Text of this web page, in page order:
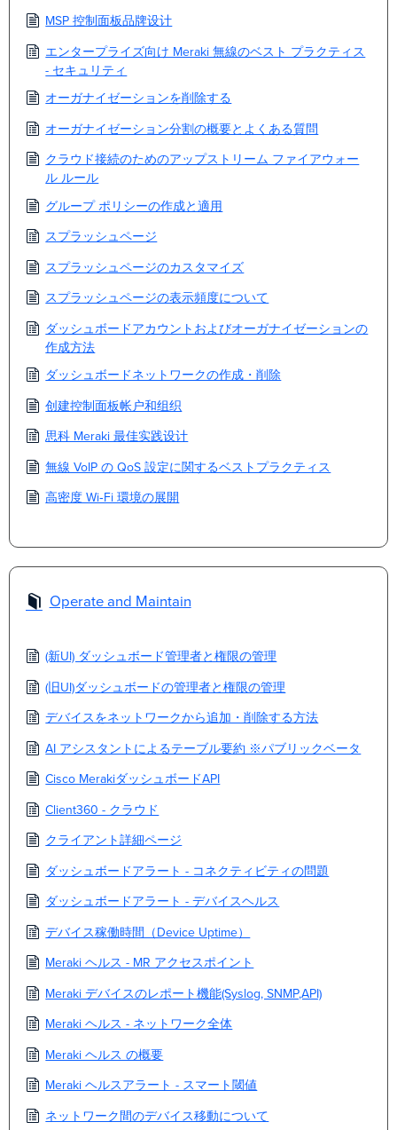
MSP 控制面板品牌设计
エンタープライズ向け Meraki 無線のベスト プラクティス
- セキュリティ
オーガナイゼーションを削除する
オーガナイゼーション分割の概要とよくある質問
クラウド接続のためのアップストリーム ファイアウォー
ル ルール
グループ ポリシーの作成と適用
スプラッシュページ
スプラッシュページのカスタマイズ
スプラッシュページの表示頻度について
ダッシュボードアカウントおよびオーガナイゼーションの
作成方法
ダッシュボードネットワークの作成・削除
创建控制面板帐户和组织
思科 Meraki 最佳实践设计
無線 VoIP の QoS 設定に関するベストプラクティス
高密度 Wi‑Fi 環境の展開
Operate and Maintain
(新UI) ダッシュボード管理者と権限の管理
(旧UI)ダッシュボードの管理者と権限の管理
デバイスをネットワークから追加・削除する方法
AI アシスタントによるテーブル要約 ※パブリックベータ
Cisco MerakiダッシュボードAPI
Client360 - クラウド
クライアント詳細ページ
ダッシュボードアラート - コネクティビティの問題
ダッシュボードアラート - デバイスヘルス
デバイス稼働時間（Device Uptime）
Meraki ヘルス - MR アクセスポイント
Meraki デバイスのレポート機能(Syslog, SNMP,API)
Meraki ヘルス - ネットワーク全体
Meraki ヘルス の概要
Meraki ヘルスアラート - スマート閾値
ネットワーク間のデバイス移動について